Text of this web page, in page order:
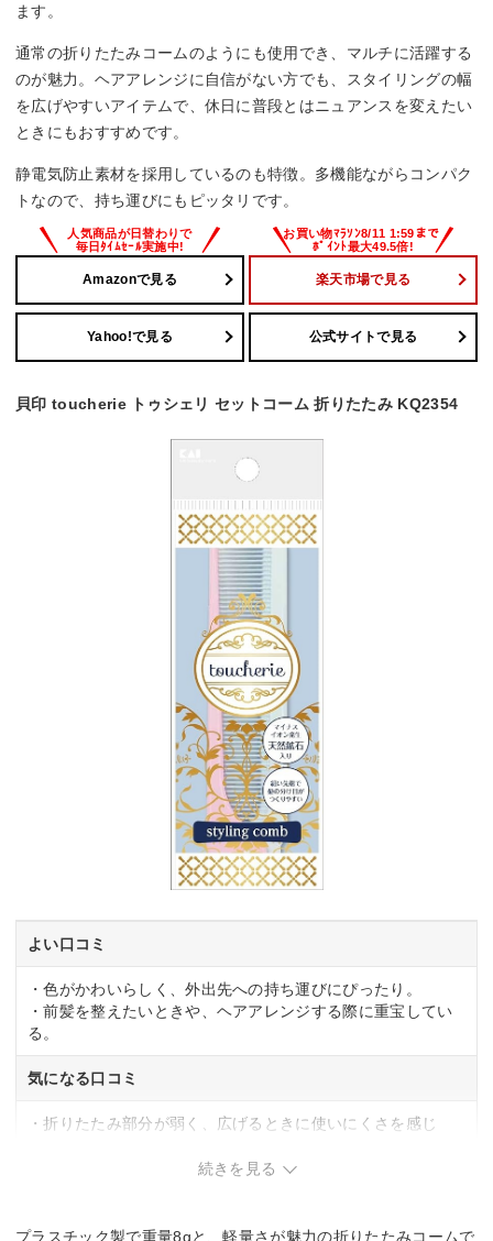
ます。
通常の折りたたみコームのようにも使用でき、マルチに活躍する
のが魅力。ヘアアレンジに自信がない方でも、スタイリングの幅
を広げやすいアイテムで、休日に普段とはニュアンスを変えたい
ときにもおすすめです。
静電気防止素材を採用しているのも特徴。多機能ながらコンパク
トなので、持ち運びにもピッタリです。
Amazonで見る 楽天市場で見る
Yahoo!で見る 公式サイトで見る
貝印 toucherie トゥシェリ セットコーム 折りたたみ KQ2354
よい口コミ
・色がかわいらしく、外出先への持ち運びにぴったり。
・前髪を整えたいときや、ヘアアレンジする際に重宝してい
る。
気になる口コミ
・折りたたみ部分が弱く、広げるときに使いにくさを感じ
続きを見る
プラスチック製で重量8gと、軽量さが魅力の折りたたみコームで